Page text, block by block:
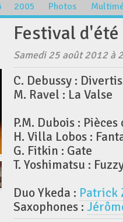
2005 Photos
Festival
Samedi 25 août 2012 à
C. Debussy :
M. Ravel : La Valse
P.M. Dubois :
H. Villa Lobos :
G. Fitkin : Gate
T. Yoshimatsu :
Duo Ykeda : Patrick
Saxophones :